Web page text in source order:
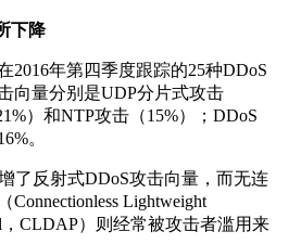
下降
年第四季度跟踪的25种DDoS
向量分别是UDP分片式攻击
）和NTP攻击（15%）；DDoS
。
反射式DDoS攻击向量，而无连
Lightweight
，CLDAP）则经常被攻击者滥用来